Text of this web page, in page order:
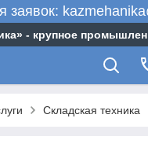
заявок:
- крупное
Складская техника